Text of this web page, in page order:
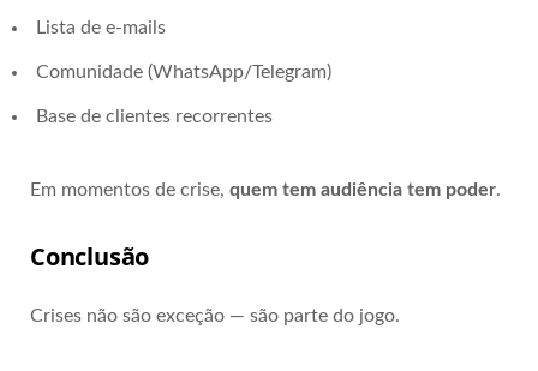
Lista de e-mails
Comunidade (WhatsApp/Telegram)
Base de clientes recorrentes
Em momentos de crise, quem tem audiência tem poder.
Conclusão
Crises não são exceção — são parte do jogo.